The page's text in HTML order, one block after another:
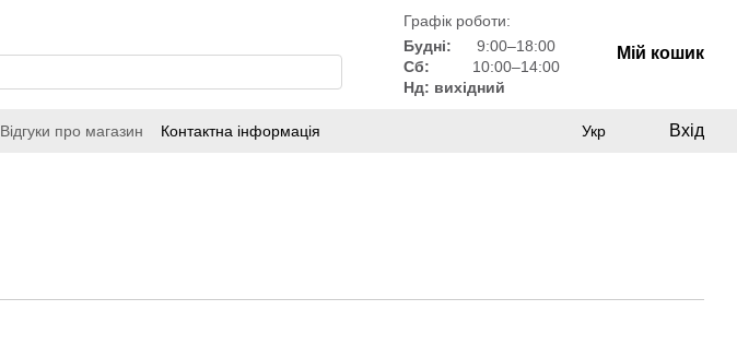
Графік роботи:
Будні:
9:00–18:00
Сб:
10:00–14:00
Нд: вихідний
Мій кошик
Відгуки про магазин Контактна інформація Укр Вхід